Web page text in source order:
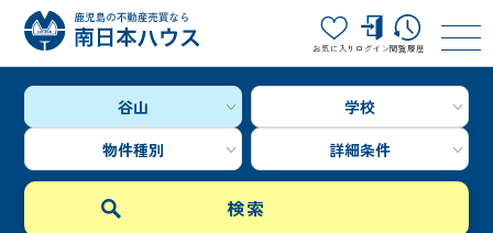
お気に入り ログイン閲覧履歴
谷山
学校
物件種別
詳細条件